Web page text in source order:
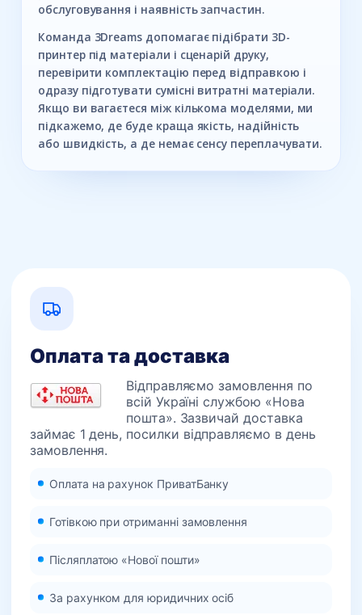
обслуговування і наявність запчастин.
Команда 3Dreams допомагає підібрати 3D-
принтер під матеріали і сценарій друку,
перевірити комплектацію перед відправкою і
одразу підготувати сумісні витратні матеріали.
Якщо ви вагаєтеся між кількома моделями, ми
підкажемо, де буде краща якість, надійність
або швидкість, а де немає сенсу переплачувати.
Оплата та доставка
Відправляємо замовлення по
всій Україні службою «Нова
пошта». Зазвичай доставка
займає 1 день, посилки відправляємо в день
замовлення.
Оплата на рахунок ПриватБанку
Готівкою при отриманні замовлення
Післяплатою «Нової пошти»
За рахунком для юридичних осіб